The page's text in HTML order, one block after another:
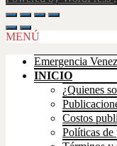
Scroll
Up
MENÚ
Emergencia
INICIO
¿Quienes
Costos
Políticas de